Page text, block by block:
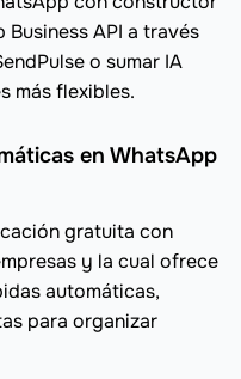
API a través
o sumar IA
más flexibles.
en WhatsApp
gratuita con
y la cual ofrece
automáticas,
para organizar